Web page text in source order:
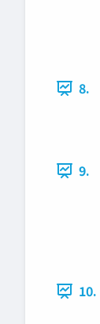
8.
9.
10.